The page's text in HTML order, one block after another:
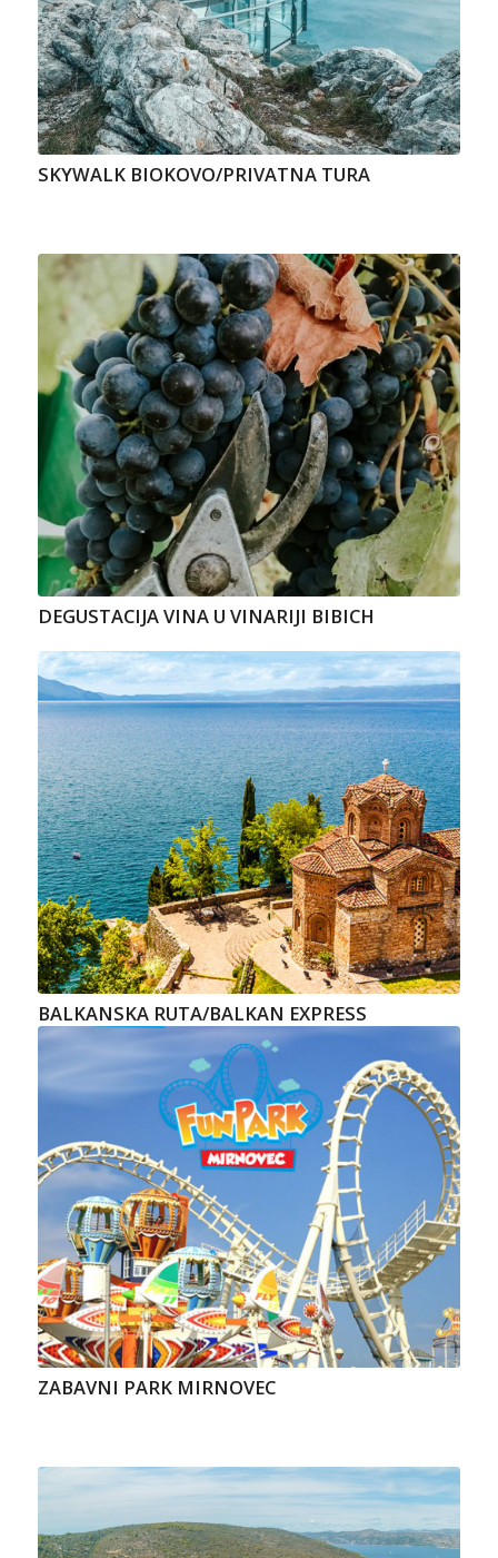
SKYWALK BIOKOVO/PRIVATNA TURA
DEGUSTACIJA VINA U VINARIJI BIBICH
BALKANSKA RUTA/BALKAN EXPRESS
ZABAVNI PARK MIRNOVEC